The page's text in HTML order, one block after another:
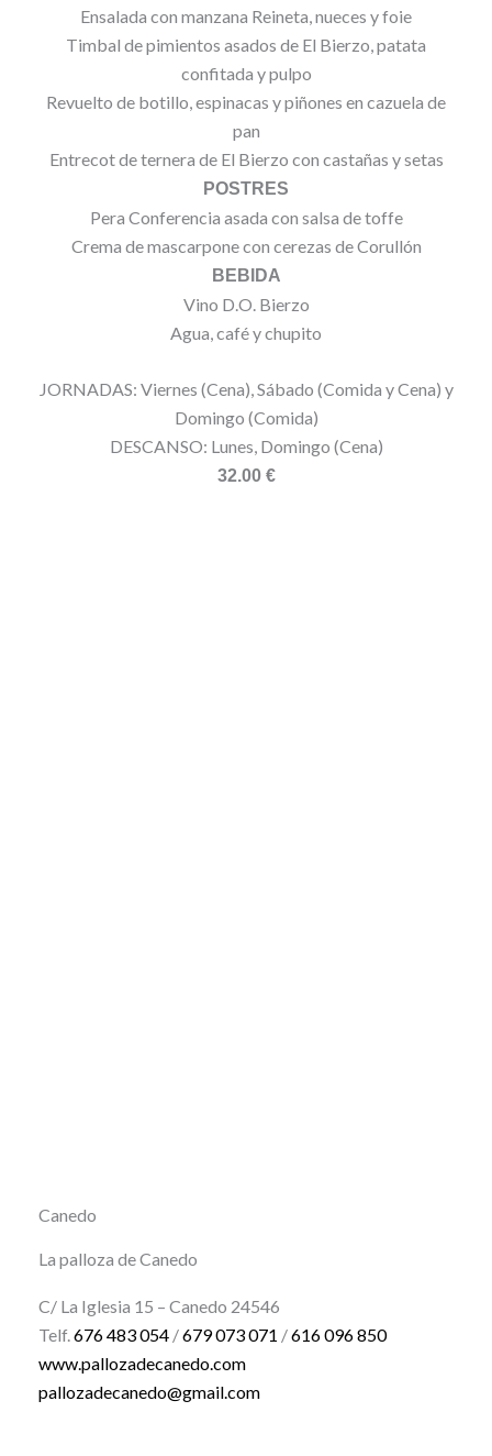
Ensalada con manzana Reineta, nueces y foie
Timbal de pimientos asados de El Bierzo, patata
confitada y pulpo
Revuelto de botillo, espinacas y piñones en cazuela de
pan
Entrecot de ternera de El Bierzo con castañas y setas
POSTRES
Pera Conferencia asada con salsa de toffe
Crema de mascarpone con cerezas de Corullón
BEBIDA
Vino D.O. Bierzo
Agua, café y chupito
JORNADAS: Viernes (Cena), Sábado (Comida y Cena) y
Domingo (Comida)
DESCANSO: Lunes, Domingo (Cena)
32.00 €
Canedo
La palloza de Canedo
C/ La Iglesia 15 – Canedo 24546
Telf.676 483 054/679 073 071 /616 096 850
www.pallozadecanedo.com
pallozadecanedo@gmail.com